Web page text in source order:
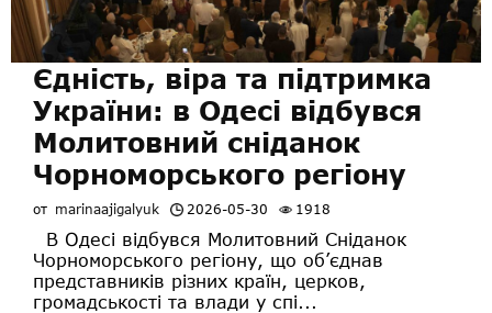
Єдність, віра та підтримка
України: в Одесі відбувся
Молитовний сніданок
Чорноморського регіону
от marinaajigalyuk 2026-05-30 1918
В Одесі відбувся Молитовний Сніданок
Чорноморського регіону, що об’єднав
представників різних країн, церков,
громадськості та влади у спі...